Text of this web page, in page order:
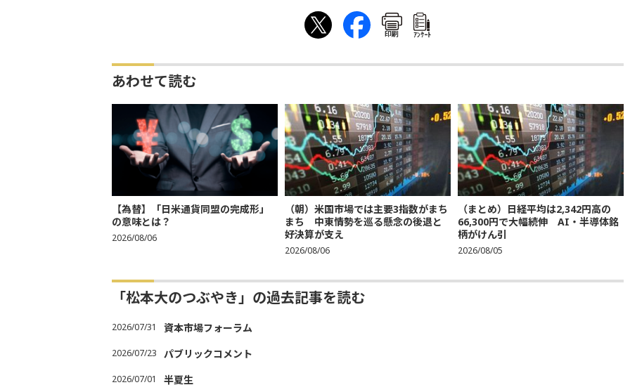
印刷 ｱﾝｹｰﾄ
あわせて読む
【為替】「日米通貨同盟の完成形」
の意味とは？
2026/08/06
（朝）米国市場では主要3指数がまち
まち 中東情勢を巡る懸念の後退と
好決算が支え
2026/08/06
（まとめ）日経平均は2,342円高の
66,300円で大幅続伸 AI・半導体銘
柄がけん引
2026/08/05
「松本大のつぶやき」の過去記事を読む
2026/07/31 資本市場フォーラム
2026/07/23 パブリックコメント
2026/07/01 半夏生